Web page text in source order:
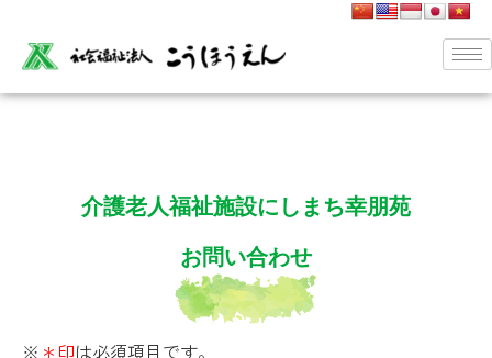
介護老人福祉施設にしまち幸朋苑
お問い合わせ
※ ＊印は必須項目です。